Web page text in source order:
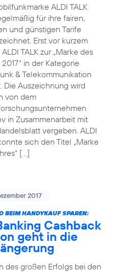
ALDI TALK
für ihre fairen,
und günstigen Tarife
Erst vor kurzem
TALK zur „Marke des
2017“ in der Kategorie
& Telekommunikation
Die Auszeichnung wird
von dem
in Zusammenarbeit mit
vergeben. ALDI
sich den Titel „Marke
[…]
2017
BEIM HANDYKAUF SPAREN:
Cashback
geht in die
des großen Erfolgs bei den